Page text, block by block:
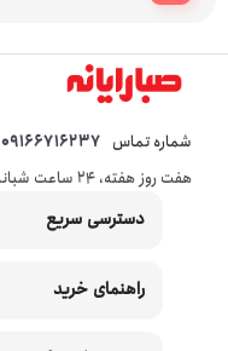
شماره تماس 09166716237
هفت روز هفته، ۲۴ ساعت شبانه‌روز پاسخگوی شما هستیم.
دسترسی سریع
راهنمای خرید